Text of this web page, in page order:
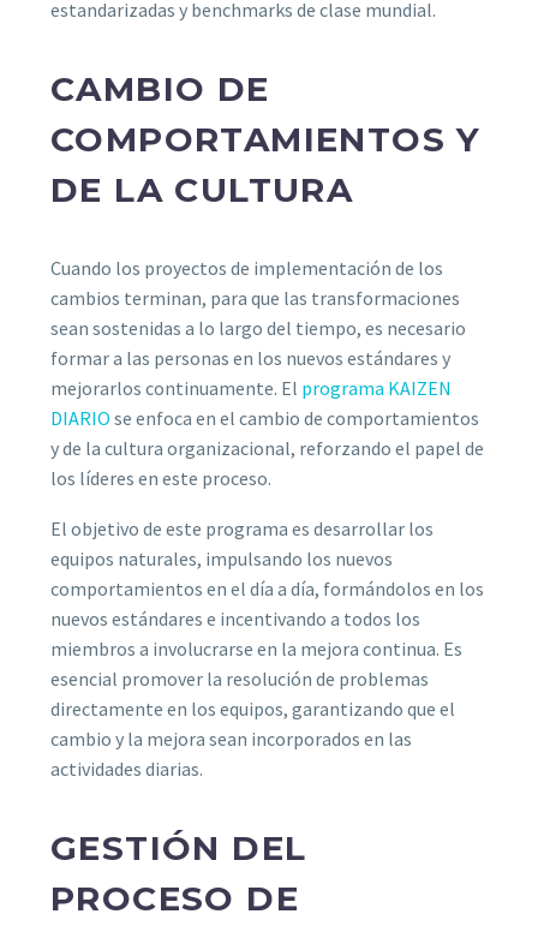
estandarizadas y benchmarks de clase mundial.
CAMBIO DE
COMPORTAMIENTOS Y
DE LA CULTURA
Cuando los proyectos de implementación de los
cambios terminan, para que las transformaciones
sean sostenidas a lo largo del tiempo, es necesario
formar a las personas en los nuevos estándares y
mejorarlos continuamente. El programa KAIZEN
DIARIO se enfoca en el cambio de comportamientos
y de la cultura organizacional, reforzando el papel de
los líderes en este proceso.
El objetivo de este programa es desarrollar los
equipos naturales, impulsando los nuevos
comportamientos en el día a día, formándolos en los
nuevos estándares e incentivando a todos los
miembros a involucrarse en la mejora continua. Es
esencial promover la resolución de problemas
directamente en los equipos, garantizando que el
cambio y la mejora sean incorporados en las
actividades diarias.
GESTIÓN DEL
PROCESO DE